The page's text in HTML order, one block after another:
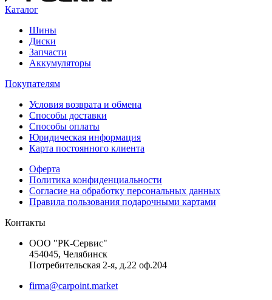
Каталог
Шины
Диски
Запчасти
Аккумуляторы
Покупателям
Условия возврата и обмена
Способы доставки
Способы оплаты
Юридическая информация
Карта постоянного клиента
Оферта
Политика конфиденциальности
Согласие на обработку персональных данных
Правила пользования подарочными картами
Контакты
ООО "РК-Сервис"
454045, Челябинск
Потребительская 2-я, д.22 оф.204
firma@carpoint.market